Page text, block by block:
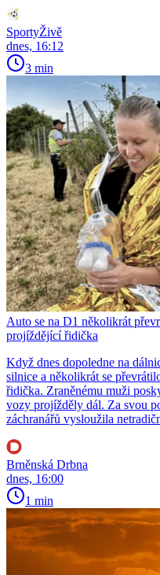
SportyŽivě
dnes, 16:12
3 min
Auto se na D1 několikrát
projíždějící řidička
Když dnes dopoledne na
silnice a několikrát se
řidička. Zraněnému muži
vozy projížděly dál. Za svou
záchranářů vysloužila
Brněnská Drbna
dnes, 16:00
1 min